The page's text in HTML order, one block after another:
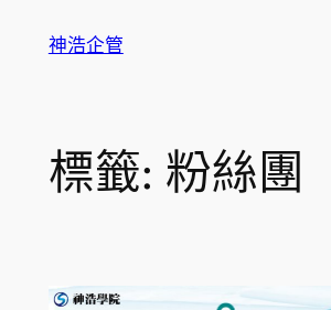
神浩企管
標籤: 粉絲團